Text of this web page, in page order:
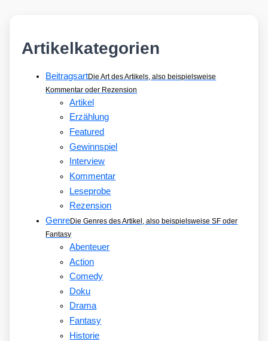
Artikelkategorien
BeitragsartDie Art des Artikels, also beispielsweise
Kommentar oder Rezension
Artikel
Erzählung
Featured
Gewinnspiel
Interview
Kommentar
Leseprobe
Rezension
GenreDie Genres des Artikel, also beispielsweise SF oder
Fantasy
Abenteuer
Action
Comedy
Doku
Drama
Fantasy
Historie